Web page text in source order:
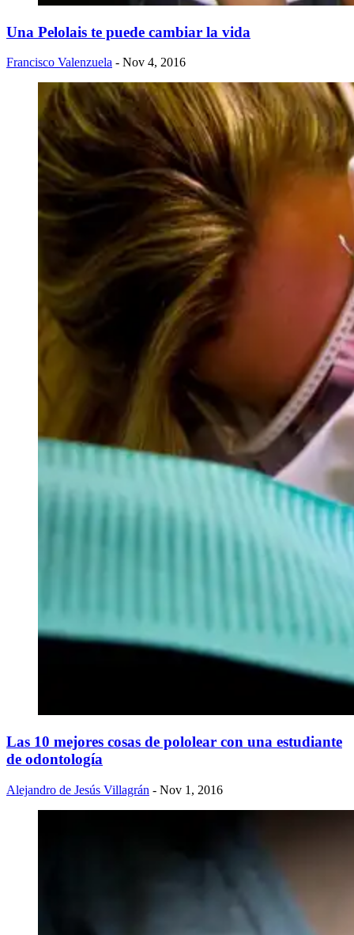
Una Pelolais te puede cambiar la vida
Francisco Valenzuela - Nov 4, 2016
Las 10 mejores cosas de pololear con una estudiante
de odontología
Alejandro de Jesús Villagrán - Nov 1, 2016